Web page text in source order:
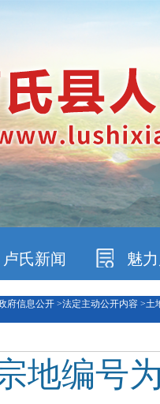
卢氏新闻 魅
府信息公开 >法定主动公开内容 >土
地编号